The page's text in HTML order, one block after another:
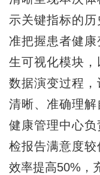
示关键指标的
准把握患者健
生可视化模块
数据演变过程
清晰、准确理
健康管理中心
检报告满意度
效率提高50%，